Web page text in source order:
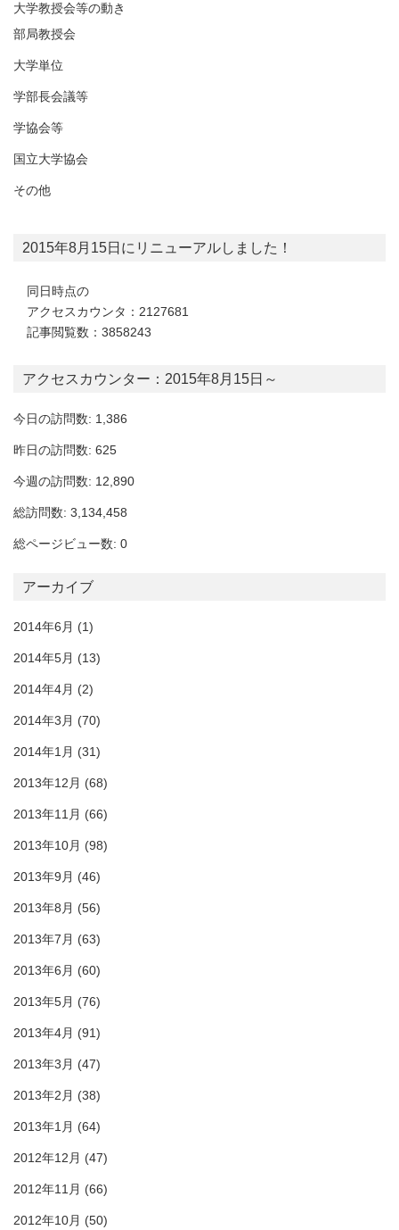
大学教授会等の動き
部局教授会
大学単位
学部長会議等
学協会等
国立大学協会
その他
2015年8月15日にリニューアルしました！
同日時点の
アクセスカウンタ：2127681
記事閲覧数：3858243
アクセスカウンター：2015年8月15日～
今日の訪問数: 1,386
昨日の訪問数: 625
今週の訪問数: 12,890
総訪問数: 3,134,458
総ページビュー数: 0
アーカイブ
2014年6月 (1)
2014年5月 (13)
2014年4月 (2)
2014年3月 (70)
2014年1月 (31)
2013年12月 (68)
2013年11月 (66)
2013年10月 (98)
2013年9月 (46)
2013年8月 (56)
2013年7月 (63)
2013年6月 (60)
2013年5月 (76)
2013年4月 (91)
2013年3月 (47)
2013年2月 (38)
2013年1月 (64)
2012年12月 (47)
2012年11月 (66)
2012年10月 (50)